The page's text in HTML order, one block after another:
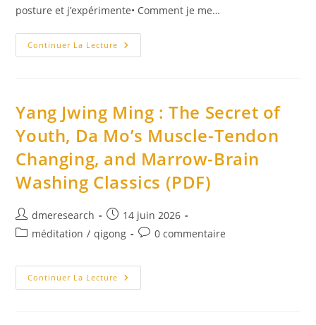
posture et j’expérimente• Comment je me…
Continuer La Lecture Et
Dans
Jour
?
8
Grands
Principes
Taoistes/
Chemin
Des
Yang Jwing Ming : The Secret of
Youth, Da Mo’s Muscle-Tendon
Changing, and Marrow-Brain
Washing Classics (PDF)
Auteur/autrice
de
dmeresearch
Publication
publiée :
14 juin 2026
Postméditation / qigong
Commentaires
la
0 commentaire
Continuer La Lecture Yang
Jwing